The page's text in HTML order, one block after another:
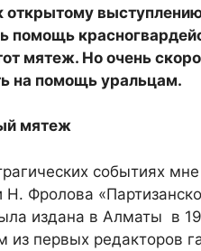
открытому
помощь
мятеж. Но очень
на помощь уральцам.
мятеж
событиях
Н. Фролова
издана в Алматы в
из первых редакторов